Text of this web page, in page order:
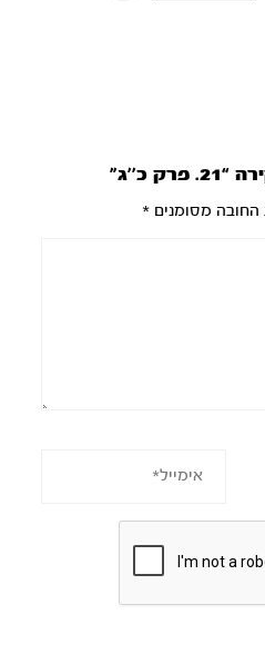
כ’’ג”
החובה מסומנים*